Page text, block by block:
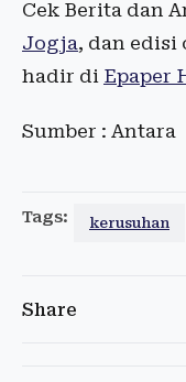
Cek Berita dan
Jogja, dan edisi
hadir di Epaper
Sumber : Antara
Tags: kerusuhan
Share